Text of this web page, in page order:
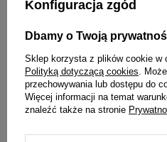
móc to zrobić musisz być
Konfiguracja zgód
Dbamy o Twoją
Sklep korzysta z plików cookie w
Polityką dotyczącą cookies .
przechowywania lub dostępu do
Więcej informacji na temat
znaleźć także na stronie